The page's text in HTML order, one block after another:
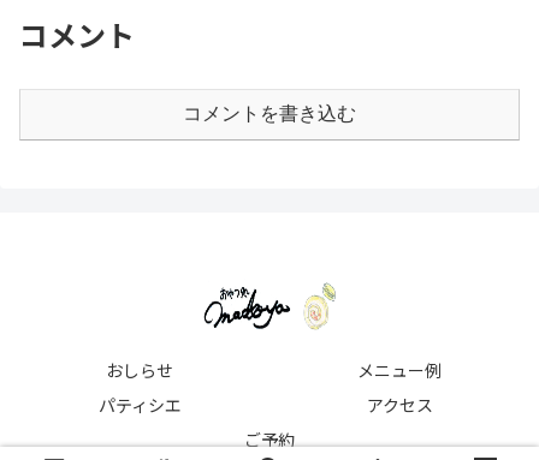
コメント
コメントを書き込む
おしらせ
メニュー例
パティシエ
アクセス
ご予約